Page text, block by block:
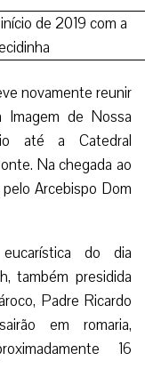
novamente reunir
Imagem de Nossa
até a Catedral
Na chegada ao
Arcebispo Dom
do dia
também presidida
Padre Ricardo
em romaria,
16